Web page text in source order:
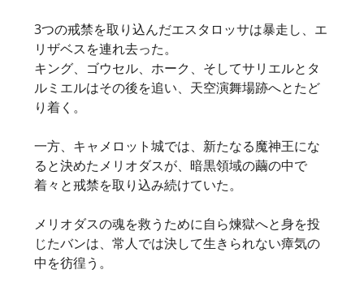
3つの戒禁を取り込んだエスタロッサは暴走し、エ
リザベスを連れ去った。
キング、ゴウセル、ホーク、そしてサリエルとタ
ルミエルはその後を追い、天空演舞場跡へとたど
り着く。
一方、キャメロット城では、新たなる魔神王にな
ると決めたメリオダスが、暗黒領域の繭の中で
着々と戒禁を取り込み続けていた。
メリオダスの魂を救うために自ら煉獄へと身を投
じたバンは、常人では決して生きられない瘴気の
中を彷徨う。